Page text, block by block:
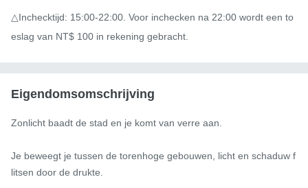
△Inchecktijd: 15:00-22:00. Voor inchecken na 22:00 wordt een to
eslag van NT$ 100 in rekening gebracht.
Eigendomsomschrijving
Zonlicht baadt de stad en je komt van verre aan.
Je beweegt je tussen de torenhoge gebouwen, licht en schaduw f
litsen door de drukte.